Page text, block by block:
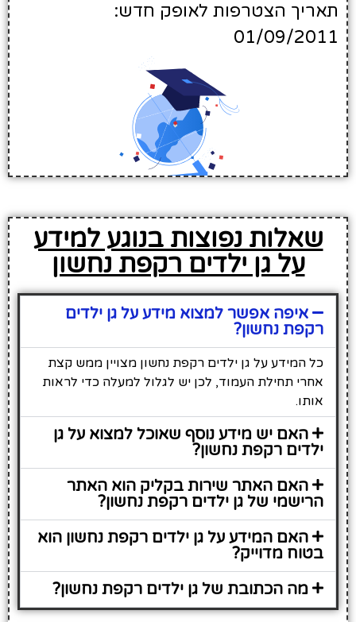
תאריך הצטרפות לאופק חדש:
01/09/2011
שאלות נפוצות בנוגע למידע
על גן ילדים רקפת נחשון
איפה אפשר למצוא מידע על גן ילדים
רקפת נחשון?
כל המידע על גן ילדים רקפת נחשון מצויין ממש קצת
אחרי תחילת העמוד, לכן יש לגלול למעלה כדי לראות
אותו.
האם יש מידע נוסף שאוכל למצוא על גן
ילדים רקפת נחשון?
האם האתר שירות בקליק הוא האתר
הרישמי של גן ילדים רקפת נחשון?
האם המידע על גן ילדים רקפת נחשון הוא
בטוח מדוייק?
מה הכתובת של גן ילדים רקפת נחשון?